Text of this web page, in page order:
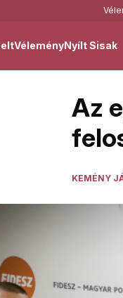
VéleményNyílt Sisak
Az
KEMÉNY